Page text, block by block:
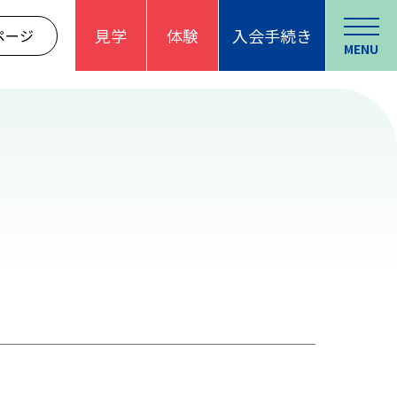
ージ 見学 体験 入会手続き
MENU